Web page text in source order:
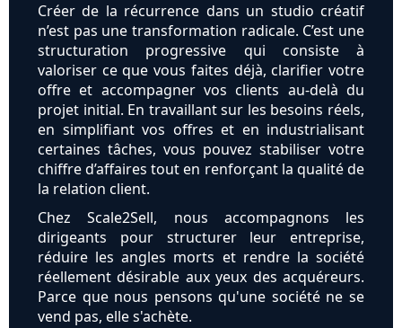
Créer de la récurrence dans un studio créatif
n’est pas une transformation radicale. C’est une
structuration progressive qui consiste à
valoriser ce que vous faites déjà, clarifier votre
offre et accompagner vos clients au-delà du
projet initial. En travaillant sur les besoins réels,
en simplifiant vos offres et en industrialisant
certaines tâches, vous pouvez stabiliser votre
chiffre d’affaires tout en renforçant la qualité de
la relation client.
Chez Scale2Sell, nous accompagnons les
dirigeants pour structurer leur entreprise,
réduire les angles morts et rendre la société
réellement désirable aux yeux des acquéreurs.
Parce que nous pensons qu'une société ne se
vend pas, elle s'achète.